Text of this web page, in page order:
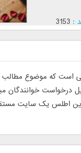
بازدید :
3153
که موضوع مطالب
یک سایت مستقل